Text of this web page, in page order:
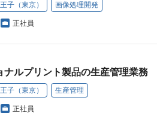
子（東京） 画像処理開発
正社員
ルプリント製品の生産管理業務
子（東京） 生産管理
正社員